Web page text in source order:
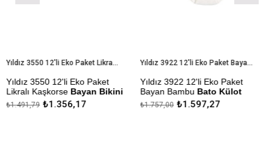
Yıldız 3550 12'li Eko Paket Likralı Kaşkorse Bayan Bikini Külot
3550 12'li Eko Paket
KaşkorseBayan Bikini
₺1.356,17
Yıldız 3922 12'li Eko Paket Bayan Bambu Bato Külot
Yıldız 3922 12'li Eko Paket
Bayan BambuBato Külot
Çekmezlik Sanfor Testi
₺1.597,27
₺1.757,00